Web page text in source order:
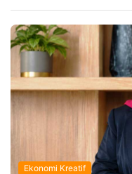
Ekonomi Kreatif